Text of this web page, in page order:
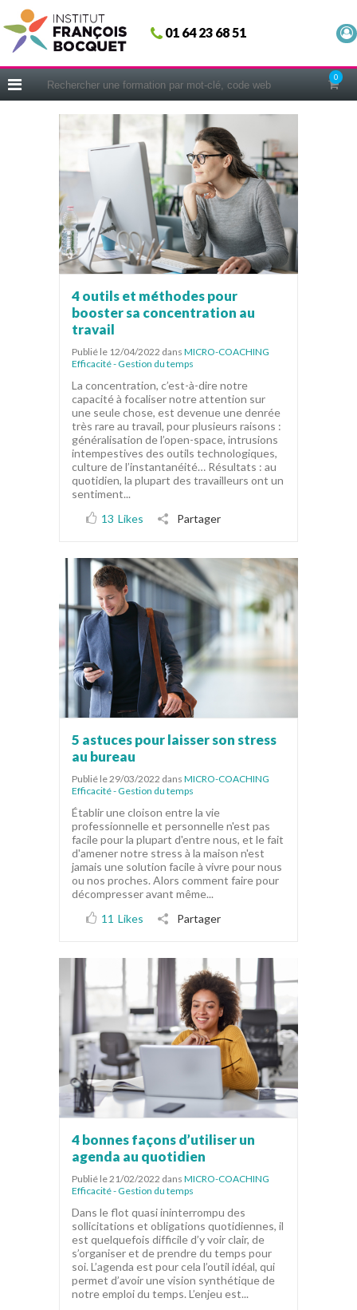
01 64 23 68 51
0
Fermer
ACCUEIL
CERIFICATIONS
INTRAS | SUR-MESURE
COACHING
NOUS CONNAÎTRE
CONSEILS MICRO-COACHING
PODCAST
WEBINAIRES
QUESTIONNAIRE GRATUIT
4 outils et méthodes pour
booster sa concentration au
travail
Publié le 12/04/2022 dans MICRO-COACHING
Efficacité - Gestion du temps
La concentration, c’est-à-dire notre
capacité à focaliser notre attention sur
une seule chose, est devenue une denrée
très rare au travail, pour plusieurs raisons :
généralisation de l’open-space, intrusions
intempestives des outils technologiques,
culture de l’instantanéité… Résultats : au
quotidien, la plupart des travailleurs ont un
sentiment...
13 Likes Partager
5 astuces pour laisser son stress
au bureau
Publié le 29/03/2022 dans MICRO-COACHING
Efficacité - Gestion du temps
Établir une cloison entre la vie
professionnelle et personnelle n'est pas
facile pour la plupart d'entre nous, et le fait
d'amener notre stress à la maison n'est
jamais une solution facile à vivre pour nous
ou nos proches. Alors comment faire pour
décompresser avant même...
11 Likes Partager
4 bonnes façons d’utiliser un
agenda au quotidien
Publié le 21/02/2022 dans MICRO-COACHING
Efficacité - Gestion du temps
Dans le flot quasi ininterrompu des
sollicitations et obligations quotidiennes, il
est quelquefois difficile d’y voir clair, de
s’organiser et de prendre du temps pour
soi. L’agenda est pour cela l’outil idéal, qui
permet d’avoir une vision synthétique de
notre emploi du temps. L’enjeu est...